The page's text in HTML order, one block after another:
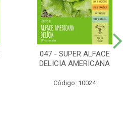
047 - SUPER ALFACE
DELICIA AMERICANA
Código: 10024